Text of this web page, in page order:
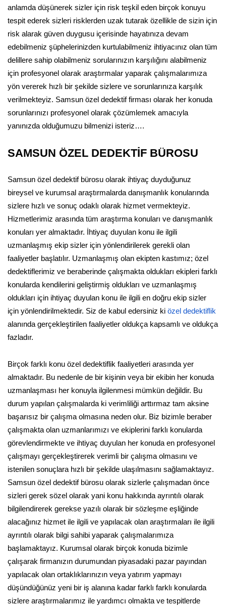
anlamda düşünerek sizler için risk teşkil eden birçok konuyu
tespit ederek sizleri risklerden uzak tutarak özellikle de sizin için
risk alarak güven duygusu içerisinde hayatınıza devam
edebilmeniz şüphelerinizden kurtulabilmeniz ihtiyacınız olan tüm
delillere sahip olabilmeniz sorularınızın karşılığını alabilmeniz
için profesyonel olarak araştırmalar yaparak çalışmalarımıza
yön vererek hızlı bir şekilde sizlere ve sorunlarınıza karşılık
verilmekteyiz. Samsun özel dedektif firması olarak her konuda
sorunlarınızı profesyonel olarak çözümlemek amacıyla
yanınızda olduğumuzu bilmenizi isteriz….
SAMSUN ÖZEL DEDEKTİF BÜROSU
Samsun özel dedektif bürosu olarak ihtiyaç duyduğunuz
bireysel ve kurumsal araştırmalarda danışmanlık konularında
sizlere hızlı ve sonuç odaklı olarak hizmet vermekteyiz.
Hizmetlerimiz arasında tüm araştırma konuları ve danışmanlık
konuları yer almaktadır. İhtiyaç duyulan konu ile ilgili
uzmanlaşmış ekip sizler için yönlendirilerek gerekli olan
faaliyetler başlatılır. Uzmanlaşmış olan ekipten kastımız; özel
dedektiflerimiz ve beraberinde çalışmakta oldukları ekipleri farklı
konularda kendilerini geliştirmiş oldukları ve uzmanlaşmış
oldukları için ihtiyaç duyulan konu ile ilgili en doğru ekip sizler
için yönlendirilmektedir. Siz de kabul edersiniz ki özel dedektiflik
alanında gerçekleştirilen faaliyetler oldukça kapsamlı ve oldukça
fazladır.
Birçok farklı konu özel dedektiflik faaliyetleri arasında yer
almaktadır. Bu nedenle de bir kişinin veya bir ekibin her konuda
uzmanlaşması her konuyla ilgilenmesi mümkün değildir. Bu
durum yapılan çalışmalarda ki verimliliği arttırmaz tam aksine
başarısız bir çalışma olmasına neden olur. Biz bizimle beraber
çalışmakta olan uzmanlarımızı ve ekiplerini farklı konularda
görevlendirmekte ve ihtiyaç duyulan her konuda en profesyonel
çalışmayı gerçekleştirerek verimli bir çalışma olmasını ve
istenilen sonuçlara hızlı bir şekilde ulaşılmasını sağlamaktayız.
Samsun özel dedektif bürosu olarak sizlerle çalışmadan önce
sizleri gerek sözel olarak yani konu hakkında ayrıntılı olarak
bilgilendirerek gerekse yazılı olarak bir sözleşme eşliğinde
alacağınız hizmet ile ilgili ve yapılacak olan araştırmaları ile ilgili
ayrıntılı olarak bilgi sahibi yaparak çalışmalarımıza
başlamaktayız. Kurumsal olarak birçok konuda bizimle
çalışarak firmanızın durumundan piyasadaki pazar payından
yapılacak olan ortaklıklarınızın veya yatırım yapmayı
düşündüğünüz yeni bir iş alanına kadar farklı farklı konularda
sizlere araştırmalarımız ile yardımcı olmakta ve tespitlerde